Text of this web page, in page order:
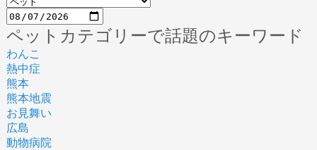
ペットカテゴリーで話題のキーワード
わんこ
熱中症
熊本
熊本地震
お見舞い
広島
動物病院